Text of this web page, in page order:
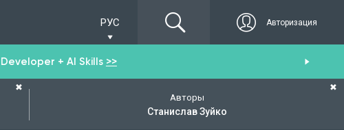
РУС Авторизация
+ AI Skills >>
✖
Авторы
Станислав Зуйко
✖